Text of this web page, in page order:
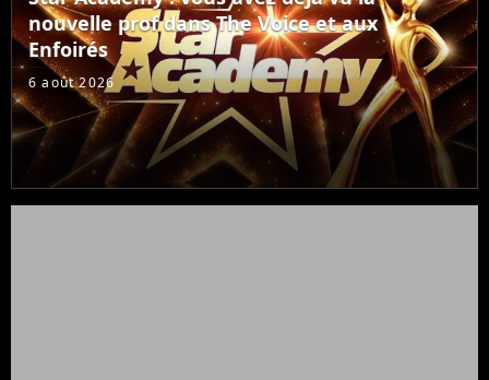
nouvelle prof dans The Voice et aux
Enfoirés
6 août 2026